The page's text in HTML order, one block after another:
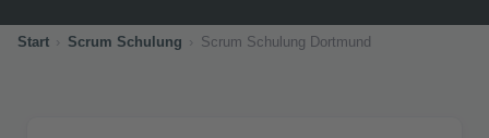
Start Scrum Schulung Scrum Schulung Dortmund